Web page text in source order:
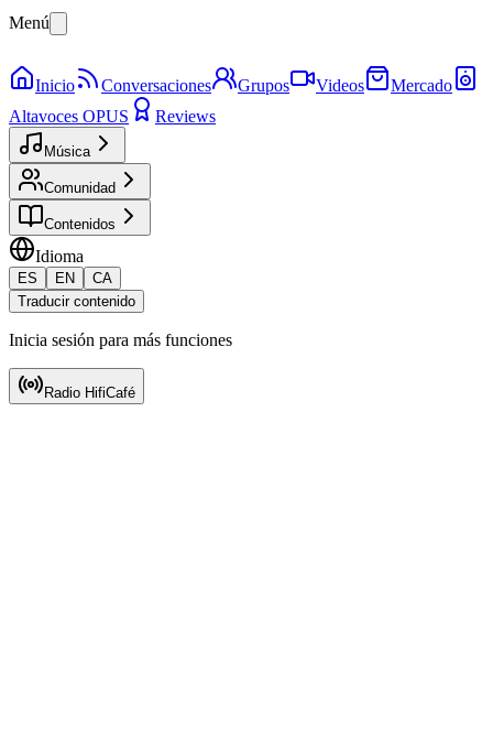
Menú
Inicio Conversaciones Grupos Videos
Mercado
Altavoces OPUS
Reviews
Música
Comunidad
Contenidos
Idioma
ES EN
CA
Traducir contenido
Inicia sesión para más funciones
Radio HifiCafé